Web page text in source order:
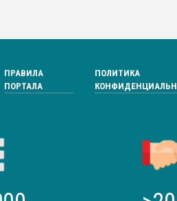
ПРАВИЛА
ПОРТАЛА
ПОЛИТИКА